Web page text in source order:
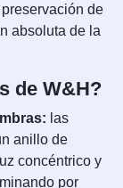
de
absoluta de la
de W&H?
las
anillo de
concéntrico y
por